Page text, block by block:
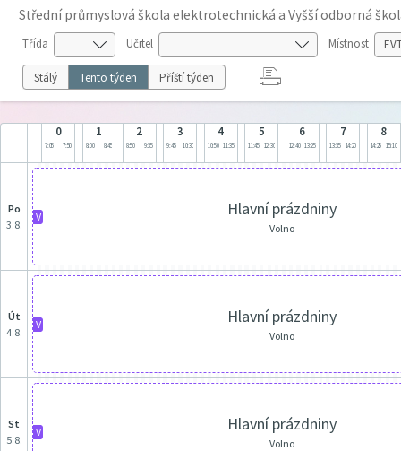
Střední průmyslová škola elektrotechnická a Vyšší odborná
Třída Učitel Místnost
Stálý Tento týden Příští týden
0
7:05 7:50
1
8:00 8:45
2
8:50 9:35
3
9:45 10:30
4
10:50 11:35
5
11:45 12:30
6
12:40 13:25
7
13:35 14:20
8
14:25 15:10
po
3.8.
V Hlavní prázdniny
Volno
út
4.8.
V Hlavní prázdniny
Volno
st
5.8.
V Hlavní prázdniny
Volno